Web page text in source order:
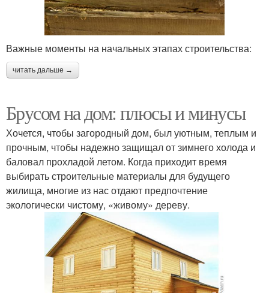
Важные моменты на начальных этапах строительства:
читать дальше →
Брусом на дом: плюсы и минусы
Хочется, чтобы загородный дом, был уютным, теплым и
прочным, чтобы надежно защищал от зимнего холода и
баловал прохладой летом. Когда приходит время
выбирать строительные материалы для будущего
жилища, многие из нас отдают предпочтение
экологически чистому, «живому» дереву.